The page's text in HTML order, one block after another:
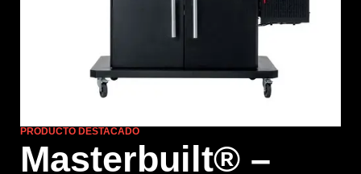
PRODUCTO DESTACADO
Masterbuilt® –